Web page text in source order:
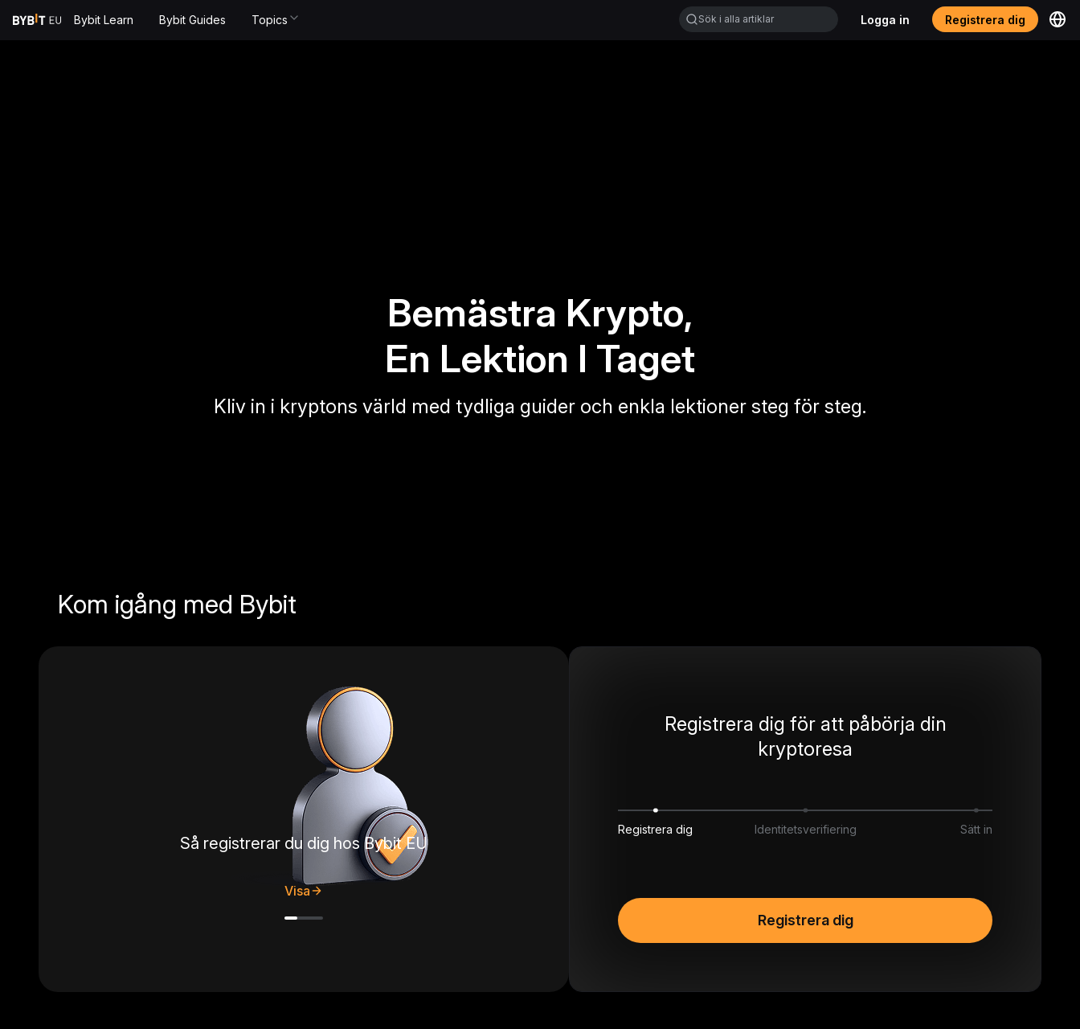
Bybit Learn Bybit Guides Topics Logga in Registrera dig
Bemästra Krypto,
En Lektion I Taget
Kliv in i kryptons värld med tydliga guider och enkla lektioner steg för steg.
Kom igång med Bybit
Så registrerar du dig hos Bybit EU
Visa
Registrera dig för att påbörja din
kryptoresa
Registrera dig Identitetsverifiering Sätt in
Registrera dig